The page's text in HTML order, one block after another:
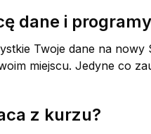
dane i
Twoje dane na nowy
miejscu. Jedyne co
z kurzu?